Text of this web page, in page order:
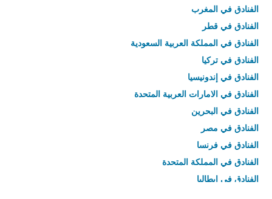
الفنادق في المغرب
الفنادق في قطر
الفنادق في المملكة العربية السعودية
الفنادق في تركيا
الفنادق في إندونيسيا
الفنادق في الامارات العربية المتحدة
الفنادق في البحرين
الفنادق في مصر
الفنادق في فرنسا
الفنادق في المملكة المتحدة
الفنادق في إيطاليا